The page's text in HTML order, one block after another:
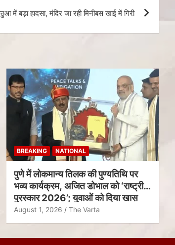
में बड़ा हादसा, मंदिर जा रही मिनीबस खाई में गिरी
BREAKING NATIONAL
पुणे में लोकमान्य तिलक की पुण्यतिथि पर
भव्य कार्यक्रम, अजित डोभाल को ‘राष्ट्रीय
पुरस्कार 2026’; युवाओं को दिया खास
संदेश
August 1, 2026 The Varta